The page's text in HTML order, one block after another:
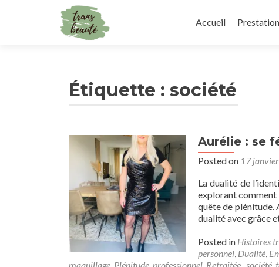
to
Accueil
Étiquette : société
Aurélie : se
Posted on 17
La dualité de
explorant comment
quête de plénitude.
dualité avec grâce
Posted in Histoires
personnel, Dualité,